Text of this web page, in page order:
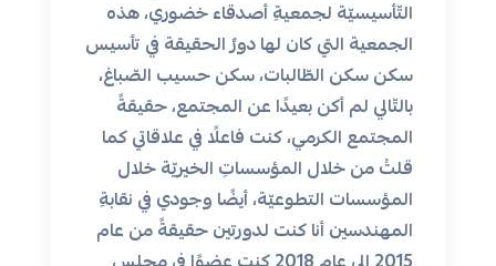
التّأسيسيّة لجمعيةِ أصدقاء خضوري، هذه
الجمعية التي كان لها دورٌ الحقيقة في تأسيس
سكن سكن الطّالبات، سكن حسيب الصّباغ،
بالتّالي لم أكن بعيدًا عن المجتمع، حقيقةً
المجتمع الكرمي، كنت فاعلًا في علاقاتي كما
قلتُ من خلال المؤسساتِ الخيريّة خلال
المؤسسات التطوعيّة، أيضًا وجودي في نقابةِ
المهندسين أنا كنت لدورتين حقيقةً من عام